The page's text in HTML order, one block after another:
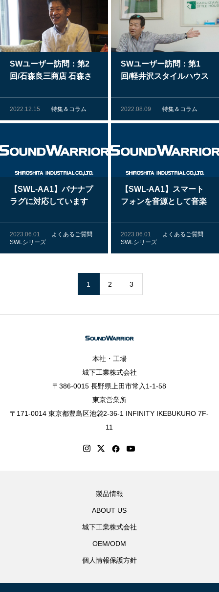
SWユーザー訪問：第2
回/石森良三商店 石森さ
2022.12.15 特集＆コラム
SWユーザー訪問：第1
回/軽井沢スタイルハウス
2022.08.09 特集＆コラム
【SWL-AA1】バナナプ
ラグに対応しています
2023.06.01
よくあるご質問
SWLシリーズ
【SWL-AA1】スマート
フォンを音源として音楽
か？
2023.06.01
よくあるご質問
SWLシリーズ
1 2 3
本社・工場
城下工業株式会社
〒386-0015 長野県上田市常入1-1-58
東京営業所
〒171-0014 東京都豊島区池袋2-36-1 INFINITY IKEBUKURO 7F-
11
製品情報
ABOUT US
城下工業株式会社
OEM/ODM
個人情報保護方針